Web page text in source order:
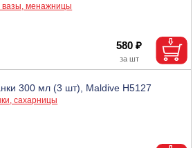
вазы, менажницы
580 ₽
300 мл (3 шт), Maldive H5127
сахарницы